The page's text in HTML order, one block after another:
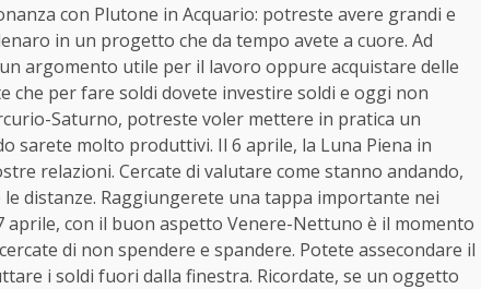
con Plutone in Acquario: potreste avere grandi e
in un progetto che da tempo avete a cuore. Ad
argomento utile per il lavoro oppure acquistare delle
per fare soldi dovete investire soldi e oggi non
Saturno, potreste voler mettere in pratica un
sarete molto produttivi. Il 6 aprile, la Luna Piena in
relazioni. Cercate di valutare come stanno andando,
distanze. Raggiungerete una tappa importante nei
con il buon aspetto Venere-Nettuno è il momento
di non spendere e spandere. Potete assecondare il
i soldi fuori dalla finestra. Ricordate, se un oggetto